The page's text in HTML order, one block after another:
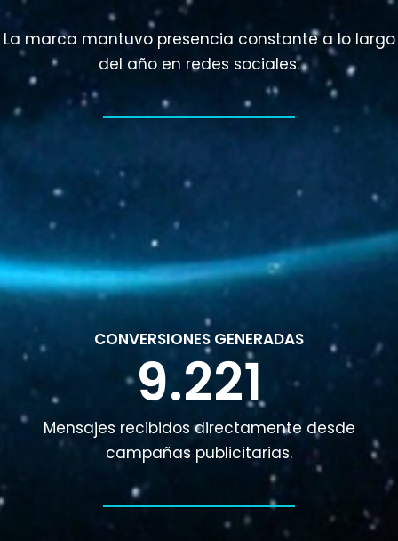
La marca mantuvo presencia constante a lo largo
del año en redes sociales.
CONVERSIONES GENERADAS
9.221
Mensajes recibidos directamente desde
campañas publicitarias.